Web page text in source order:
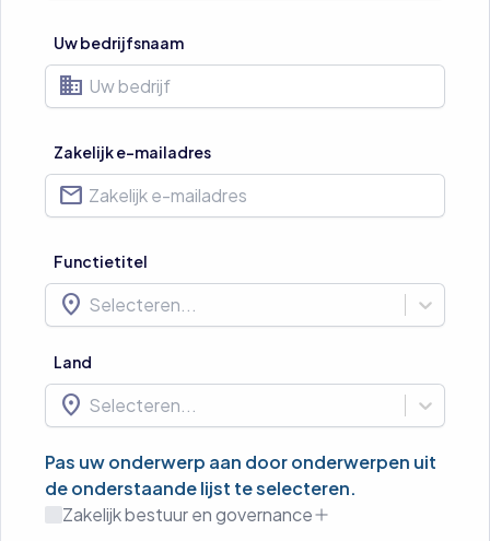
Uw bedrijfsnaam
business
Zakelijk e-mailadres
mail
Functietitel
location_on Selecteren...
Land
location_on Selecteren...
Pas uw onderwerp aan door onderwerpen uit
de onderstaande lijst te selecteren.
Zakelijk bestuur en governance